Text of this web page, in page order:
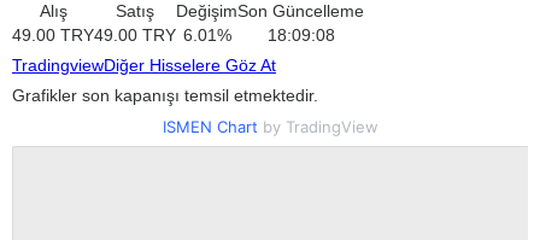
Alış
49.00 TRY
Satış
49.00 TRY
Değişim
6.01%
Son Güncelleme
18:09:08
TradingviewDiğer Hisselere Göz At
Grafikler son kapanışı temsil etmektedir.
ISMEN Chart by TradingView